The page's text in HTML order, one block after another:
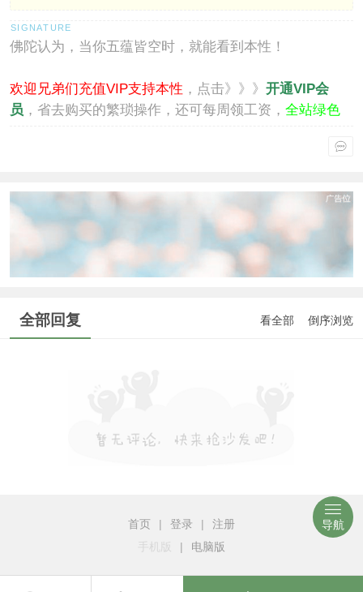
佛陀认为，当你五蕴皆空时，就能看到本性！
欢迎兄弟们充值VIP支持本性 ，点击》》》 开通VIP会
员 ，省去购买的繁琐操作，还可每周领工资， 全站绿色
全部回复 看全部 倒序浏览
首页 | 登录 |
注册
手机版
| 电脑版
导航